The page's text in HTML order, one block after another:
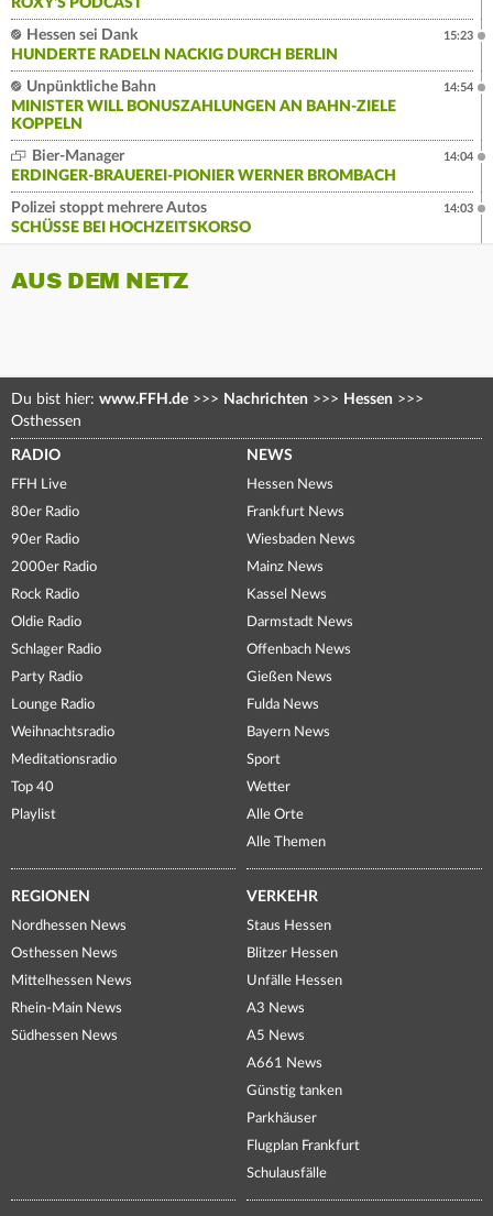
ROXY'S PODCAST
Hessen sei Dank
HUNDERTE RADELN NACKIG DURCH BERLIN
15:23
Unpünktliche Bahn
MINISTER WILL BONUSZAHLUNGEN AN BAHN-ZIELE
KOPPELN
14:54
Bier-Manager
ERDINGER-BRAUEREI-PIONIER WERNER BROMBACH
14:04
Polizei stoppt mehrere Autos
SCHÜSSE BEI HOCHZEITSKORSO
14:03
AUS DEM NETZ
Du bist hier: www.FFH.de >>> Nachrichten >>> Hessen >>>
Osthessen
RADIO
FFH Live
80er Radio
90er Radio
2000er Radio
Rock Radio
Oldie Radio
Schlager Radio
Party Radio
Lounge Radio
Weihnachtsradio
Meditationsradio
Top 40
Playlist
NEWS
Hessen News
Frankfurt News
Wiesbaden News
Mainz News
Kassel News
Darmstadt News
Offenbach News
Gießen News
Fulda News
Bayern News
Sport
Wetter
Alle Orte
Alle Themen
REGIONEN
Nordhessen News
Osthessen News
Mittelhessen News
Rhein-Main News
Südhessen News
VERKEHR
Staus Hessen
Blitzer Hessen
Unfälle Hessen
A3 News
A5 News
A661 News
Günstig tanken
Parkhäuser
Flugplan Frankfurt
Schulausfälle